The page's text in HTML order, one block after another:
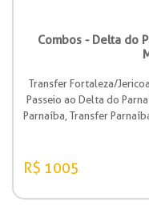
Combos - Delta do
Transfer Fortaleza/
Passeio ao Delta do
Parnaíba, Transfer
R$ 1005